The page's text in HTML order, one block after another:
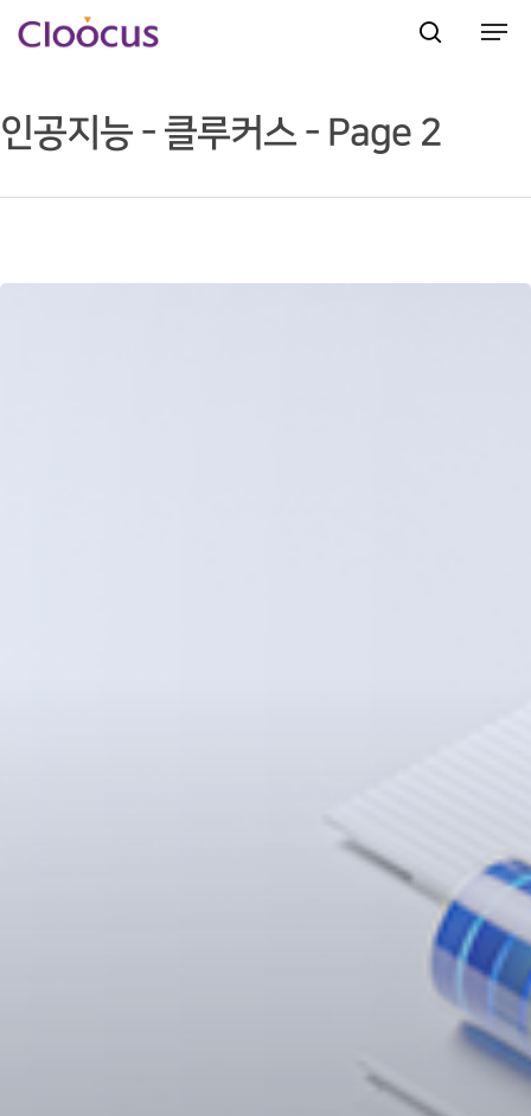
Hit enter to search or ESC to close
인공지능 - 클루커스 - Page 2